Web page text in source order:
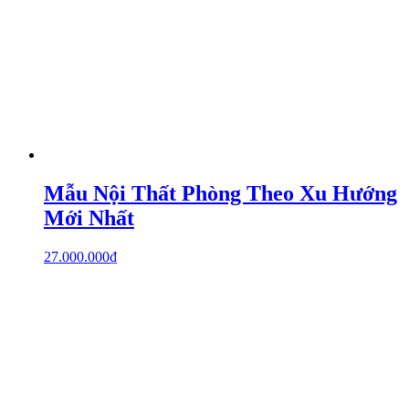
Mẫu Nội Thất Phòng Theo Xu Hướng
Mới Nhất
27.000.000₫